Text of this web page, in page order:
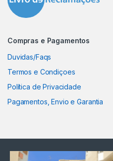
Compras e Pagamentos
Duvidas/Faqs
Termos e Condiçoes
Política de Privacidade
Pagamentos, Envio e Garantia